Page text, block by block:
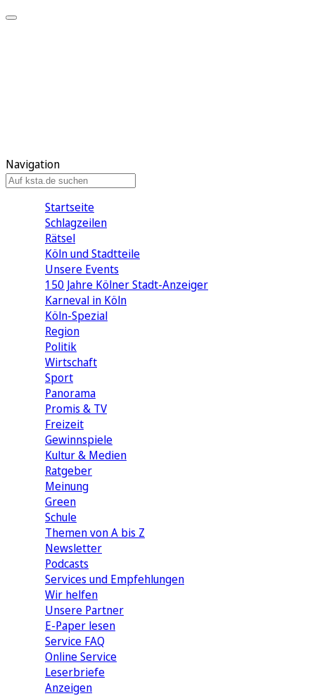
Navigation
Startseite
Schlagzeilen
Rätsel
Köln und Stadtteile
Unsere Events
150 Jahre Kölner Stadt-Anzeiger
Karneval in Köln
Köln-Spezial
Region
Politik
Wirtschaft
Sport
Panorama
Promis & TV
Freizeit
Gewinnspiele
Kultur & Medien
Ratgeber
Meinung
Green
Schule
Themen von A bis Z
Newsletter
Podcasts
Services und Empfehlungen
Wir helfen
Unsere Partner
E-Paper lesen
Service FAQ
Online Service
Leserbriefe
Anzeigen